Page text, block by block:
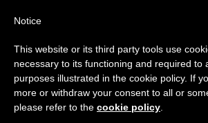
Aviso importante
Del 27 de julio al 7 de agosto
anual, aprovechando que en el
se generan menos informaciones y
Notice
This website or its third party tools use
necessary to its functioning and required to
purposes illustrated in the cookie policy. If
more or withdraw your consent to all or
please refer to the cookie policy